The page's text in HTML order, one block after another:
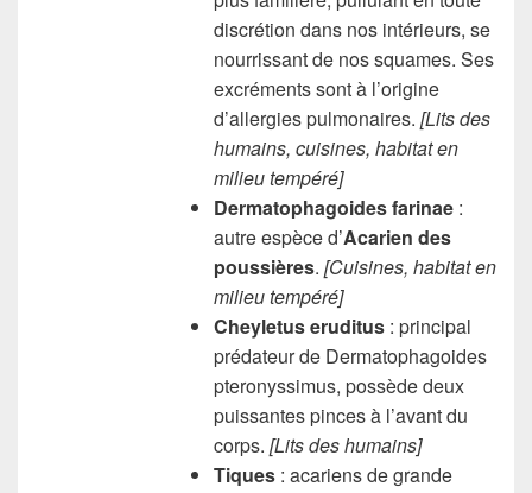
discrétion dans nos intérieurs, se
nourrissant de nos squames. Ses
excréments sont à l’origine
d’allergies pulmonaires. [Lits des
humains, cuisines, habitat en
milieu tempéré]
Dermatophagoides farinae :
autre espèce d’Acarien des
poussières. [Cuisines, habitat en
milieu tempéré]
Cheyletus eruditus : principal
prédateur de Dermatophagoides
pteronyssimus, possède deux
puissantes pinces à l’avant du
corps. [Lits des humains]
Tiques : acariens de grande